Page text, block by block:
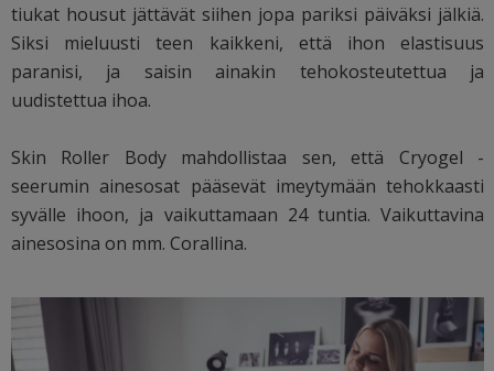
tiukat housut jättävät siihen jopa pariksi päiväksi jälkiä.
Siksi mieluusti teen kaikkeni, että ihon elastisuus
paranisi, ja saisin ainakin tehokosteutettua ja
uudistettua ihoa.
Skin Roller Body mahdollistaa sen, että Cryogel -
seerumin ainesosat pääsevät imeytymään tehokkaasti
syvälle ihoon, ja vaikuttamaan 24 tuntia. Vaikuttavina
ainesosina on mm. Corallina.